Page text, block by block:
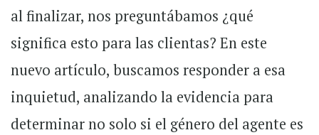
al finalizar, nos preguntábamos ¿qué
significa esto para las clientas? En este
nuevo artículo, buscamos responder a esa
inquietud, analizando la evidencia para
determinar no solo si el género del agente es